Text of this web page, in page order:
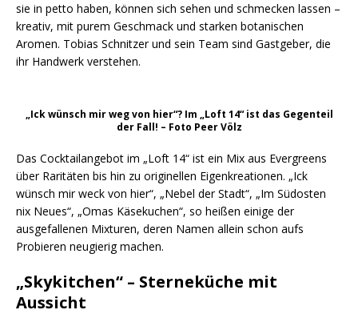
sie in petto haben, können sich sehen und schmecken lassen –
kreativ, mit purem Geschmack und starken botanischen
Aromen. Tobias Schnitzer und sein Team sind Gastgeber, die
ihr Handwerk verstehen.
„Ick wünsch mir weg von hier“? Im „Loft 14“ ist das Gegenteil
der Fall! – Foto Peer Völz
Das Cocktailangebot im „Loft 14“ ist ein Mix aus Evergreens
über Raritäten bis hin zu originellen Eigenkreationen. „Ick
wünsch mir weck von hier“, „Nebel der Stadt“, „Im Südosten
nix Neues“, „Omas Käsekuchen“, so heißen einige der
ausgefallenen Mixturen, deren Namen allein schon aufs
Probieren neugierig machen.
„Skykitchen“ – Sterneküche mit
Aussicht